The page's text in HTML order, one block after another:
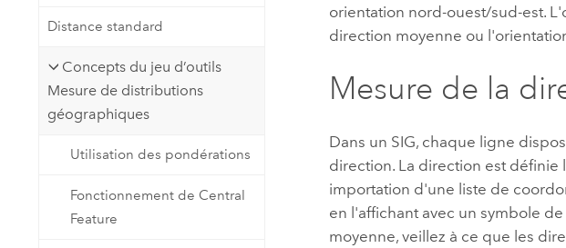
Distance standard
Concepts du jeu d’outils
Mesure de distributions
géographiques
Utilisation des pondérations
Fonctionnement de Central
Feature
orientation nord-ouest/sud-est.
direction moyenne ou
Mesure de la
Dans un SIG, chaque ligne
direction. La direction est
importation d'une liste de
en l'affichant avec un symbole
moyenne, veillez à ce que les